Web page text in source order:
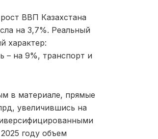
ВВП Казахстана
на 3,7%. Реальный
характер:
– на 9%, транспорт и
в материале, прямые
увеличившись на
году объем